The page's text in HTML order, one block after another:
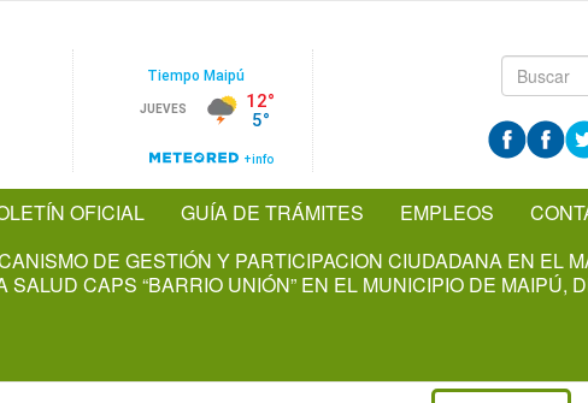
de
OFICIAL GUÍA DE TRÁMITES EMPLEOS
DE GESTIÓN Y PARTICIPACION CIUDADANA EN EL
CAPS “BARRIO UNIÓN” EN EL MUNICIPIO DE MAIPÚ,